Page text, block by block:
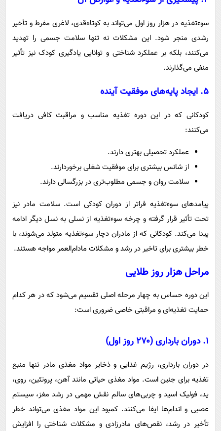
سوءتغذیه در هزار روز اول می‌تواند به کوتاه‌قدی، لاغری مفرط و تأخیر
رشدی منجر شود. این مشکلات نه تنها سلامت جسمی را تهدید
می‌کنند، بلکه بر عملکرد شناختی و توانایی یادگیری کودک نیز تأثیر
منفی می‌گذارند.
۵. ایجاد پایه‌های موفقیت آینده
کودکانی که در این دوره تغذیه مناسب و مراقبت کافی دریافت
می‌کنند:
عملکرد تحصیلی بهتری دارند.
از شانس بیشتری برای موفقیت شغلی برخوردارند.
سلامت روان و جسمی مطلوب‌تری در بزرگسالی دارند.
پیامدهای سوءتغذیه فراتر از دوران کودکی است. سلامت مادر نیز
تحت تأثیر قرار گرفته و چرخه سوءتغذیه از نسلی به نسل دیگر ادامه
پیدا می‌کند. کودکانی که از مادران دچار سوءتغذیه متولد می‌شوند، با
خطر بیشتری برای تاخیر در رشد و مشکلات مادام‌العمر مواجه هستند.
مراحل هزار روز طلایی
این دوره حساس به چهار مرحله اصلی تقسیم می‌شود که در هر کدام
حمایت تغذیه‌ای و مراقبتی خاصی ضروری است:
۱. دوران بارداری (۲۷۰ روز اول)
در دوران بارداری، رژیم غذایی و ذخایر مواد مغذی مادر تنها منبع
تغذیه برای جنین است. مواد مغذی حیاتی مانند آهن، پروتئین، روی،
ید، فولیک اسید و چربی‌های سالم نقش مهمی در رشد مغز، سیستم
عصبی و اندام‌ها ایفا می‌کنند. کمبود این مواد مغذی می‌تواند خطر
تأخیر در رشد، نقص‌های مادرزادی و مشکلات شناختی را افزایش